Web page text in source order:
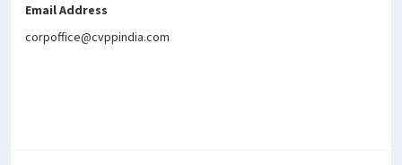
Email Address
corpoffice@cvppindia.com